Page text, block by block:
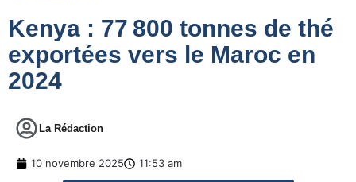
Kenya : 77 800 tonnes de thé
exportées vers le Maroc en
2024
La Rédaction
10 novembre 2025 11:53 am